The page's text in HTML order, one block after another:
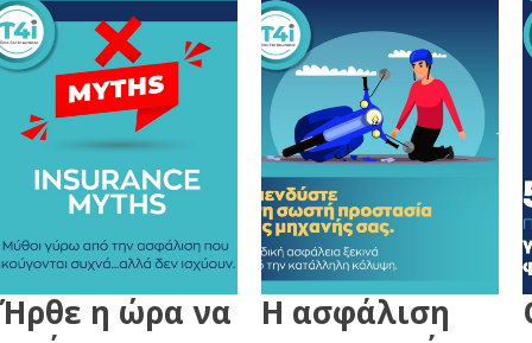
Ήρθε η ώρα να
Η ασφάλιση